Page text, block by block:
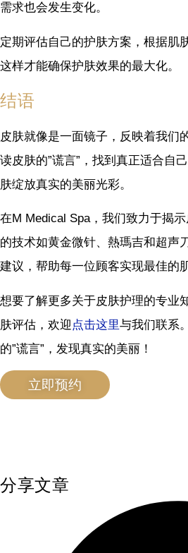
需求也会发生变化。
定期评估自己的护肤方案，根据肌
这样才能确保护肤效果的最大化。
结语
皮肤就像是一面镜子，反映着我们
读皮肤的”谎言”，找到真正适合自
肤绽放真实的美丽光彩。
在M Medical Spa，我们致力于揭
的技术如黄金微针、熱瑪吉和超声
建议，帮助每一位顾客实现最佳的
想要了解更多关于皮肤护理的专业
肤评估，欢迎 点击这里与我们联系
的”谎言”，发现真实的美丽！
立即预约
分享文章